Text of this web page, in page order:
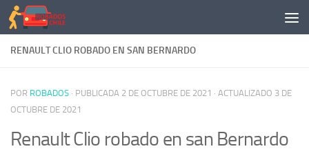
Saltar al contenido
RENAULT CLIO ROBADO EN SAN BERNARDO
POR ROBADOS · PUBLICADA 2 DE OCTUBRE DE 2021 · ACTUALIZADO 3 DE
OCTUBRE DE 2021
Renault Clio robado en san Bernardo